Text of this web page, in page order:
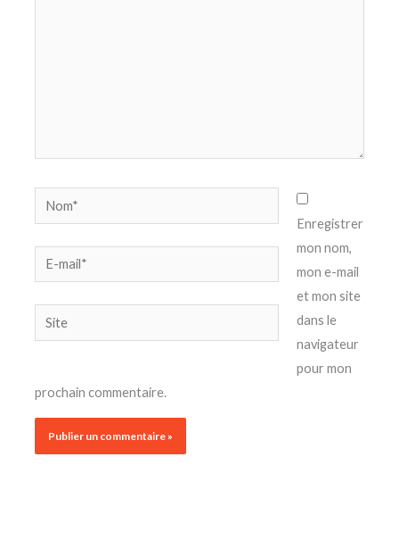
Nom*
E-
mail*
Site
Enregistrer
mon nom,
mon e-mail
et mon site
dans le
navigateur
pour mon
prochain commentaire.